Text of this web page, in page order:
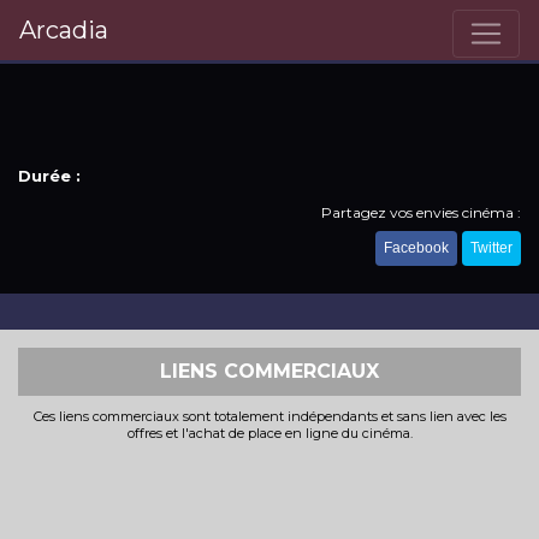
Arcadia
Durée :
Partagez vos envies cinéma :
Facebook Twitter
LIENS COMMERCIAUX
Ces liens commerciaux sont totalement indépendants et sans lien avec les
offres et l'achat de place en ligne du cinéma.